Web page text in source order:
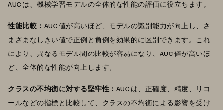
AUC は、機械学習モデルの全体的な性能の評価に役立ちます。
性能比較： AUC 値が高いほど、モデルの識別能力が向上し、さ
まざまなしきい値で正例と負例を効果的に区別できます。これ
により、異なるモデル間の比較が容易になり、AUC 値が高いほ
ど、全体的な性能が向上します。
クラスの不均衡に対する堅牢性： AUC は、正確度、精度、リコ
ールなどの指標と比較して、クラスの不均衡による影響を受け